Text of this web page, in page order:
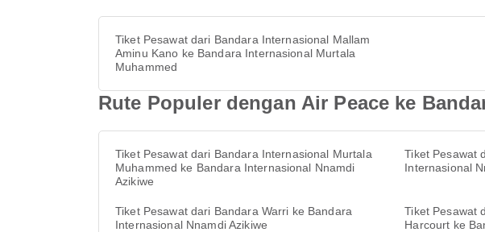
Tiket Pesawat dari Bandara Internasional Mallam
Aminu Kano ke Bandara Internasional Murtala
Muhammed
Rute Populer dengan Air Peace ke
Tiket Pesawat dari Bandara Internasional Murtala
Muhammed ke Bandara Internasional Nnamdi
Azikiwe
Tiket Pesawat
Internasional
Tiket Pesawat dari Bandara Warri ke Bandara
Internasional Nnamdi Azikiwe
Tiket Pesawat
Harcourt ke